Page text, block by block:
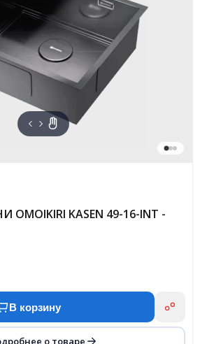
KASEN 49-16-INT -
В корзину
о товаре